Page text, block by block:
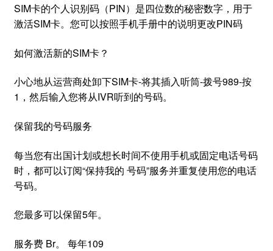
SIM卡的个人识别码（PIN）是四位数的秘密数字，用于
激活SIM卡。您可以按照手机手册中的说明更改PIN码
如何激活新的SIM卡？
小心地从运营商处卸下SIM卡-将其插入听筒-拨号989-按
1，然后输入您将从IVR听到的号码。
保留我的号码服务
每当您有出国计划或想长时间不使用手机或固定电话号码
时，都可以订阅“保持我的 号码”服务并重复使用您的电话
号码。
您最多可以保留5年。
服务费 Br。 每年109